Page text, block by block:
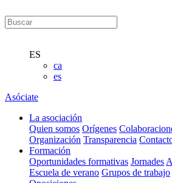
ES
ca
es
Asóciate
La asociación
Quien somos Orígenes
Organización Transparencia
Formación
Oportunidades formativas Jornades
Escuela de verano Grupos de trabajo